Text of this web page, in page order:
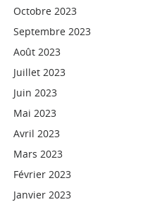
Octobre 2023
Septembre 2023
Août 2023
Juillet 2023
Juin 2023
Mai 2023
Avril 2023
Mars 2023
Février 2023
Janvier 2023